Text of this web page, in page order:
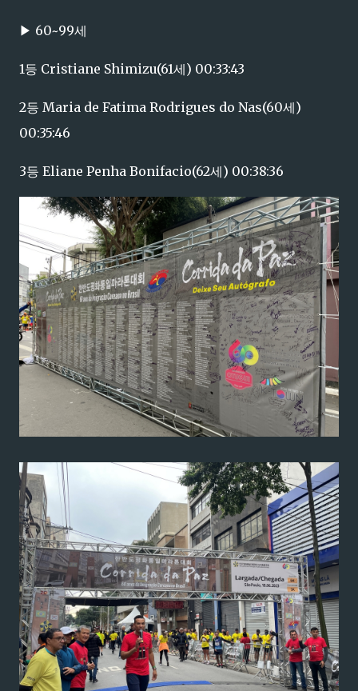
▶ 60~99세
1등 Cristiane Shimizu(61세) 00:33:43
2등 Maria de Fatima Rodrigues do Nas(60세)
00:35:46
3등 Eliane Penha Bonifacio(62세) 00:38:36